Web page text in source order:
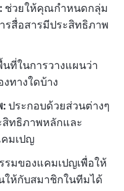
ช่วยให้คุณกำหนดกลุ่ม
รสื่อสารมีประสิทธิภาพ
นที่ในการวางแผนว่า
ทางใดบ้าง
: ประกอบด้วยส่วนต่างๆ
ทธิภาพหลักและ
คมเปญ
รมของแคมเปญเพื่อให้
ห้กับสมาชิกในทีมได้